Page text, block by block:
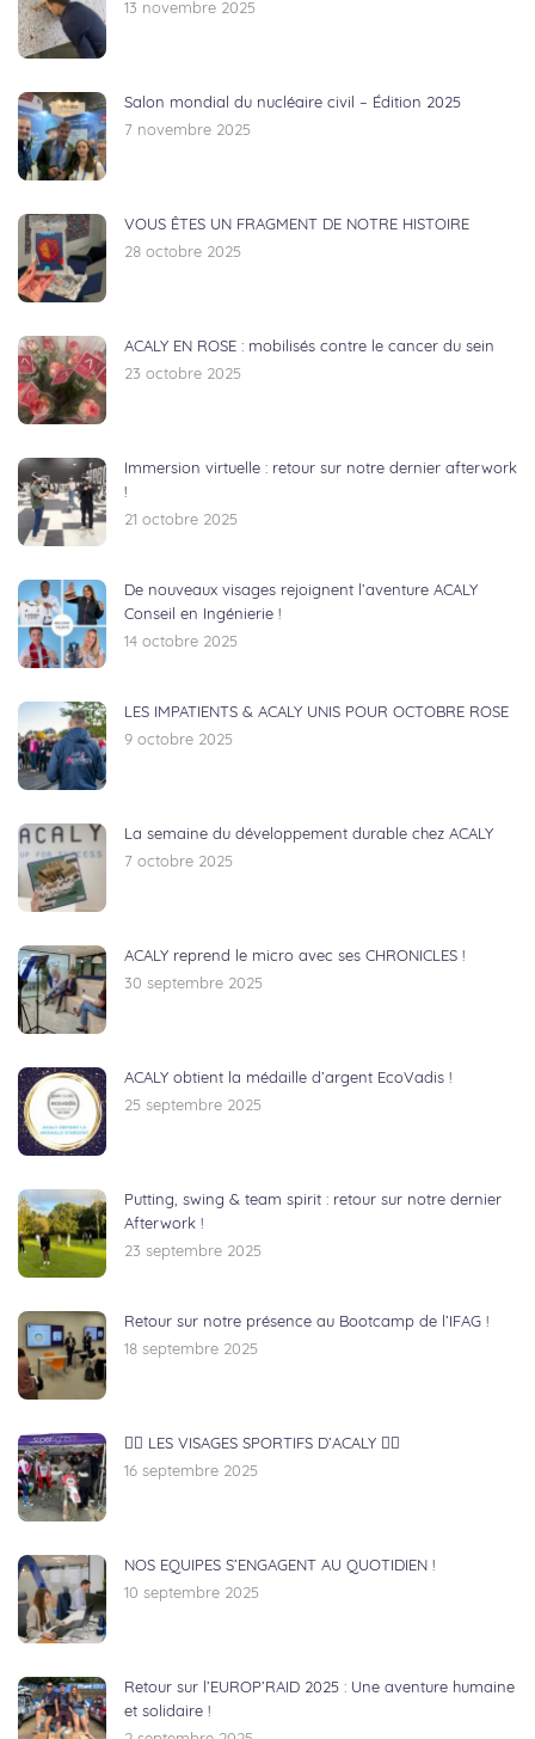
13 novembre 2025
Salon mondial du nucléaire civil – Édition 2025
7 novembre 2025
VOUS ÊTES UN FRAGMENT DE NOTRE HISTOIRE
28 octobre 2025
ACALY EN ROSE : mobilisés contre le cancer du sein
23 octobre 2025
Immersion virtuelle : retour sur notre dernier afterwork
!
21 octobre 2025
De nouveaux visages rejoignent l’aventure ACALY
Conseil en Ingénierie !
14 octobre 2025
LES IMPATIENTS & ACALY UNIS POUR OCTOBRE ROSE
9 octobre 2025
La semaine du développement durable chez ACALY
7 octobre 2025
ACALY reprend le micro avec ses CHRONICLES !
30 septembre 2025
ACALY obtient la médaille d’argent EcoVadis !
25 septembre 2025
Putting, swing & team spirit : retour sur notre dernier
Afterwork !
23 septembre 2025
Retour sur notre présence au Bootcamp de l’IFAG !
18 septembre 2025
🏃‍♂️ LES VISAGES SPORTIFS D’ACALY 🚴‍♀️
16 septembre 2025
NOS EQUIPES S’ENGAGENT AU QUOTIDIEN !
10 septembre 2025
Retour sur l’EUROP’RAID 2025 : Une aventure humaine
et solidaire !